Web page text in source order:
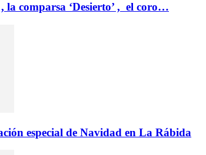
la comparsa ‘Desierto’ , el coro…
especial de Navidad en La Rábida